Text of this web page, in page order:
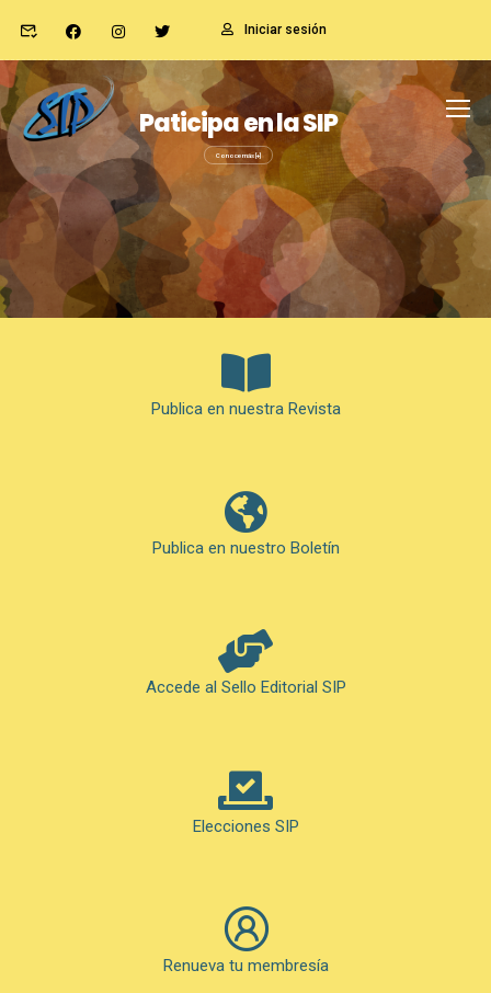
Iniciar sesión
Paticipa en la SIP
Conoce más [+]
Publica en nuestra Revista
Publica en nuestro Boletín
Accede al Sello Editorial SIP
Elecciones SIP
Renueva tu membresía